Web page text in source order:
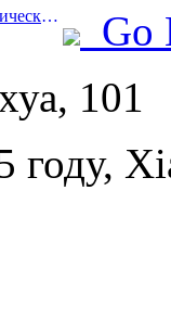
Prev:Число международных туристических прибытий в мире в первой половине года увеличилось на 5% в годовом исчислении
Go
101
году,